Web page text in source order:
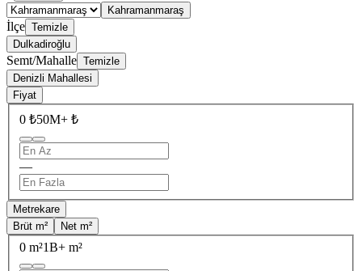
Kahramanmaraş
İlçe Temizle
Dulkadiroğlu
Semt/Mahalle Temizle
Denizli Mahallesi
Fiyat
0 ₺50M+ ₺
—
Metrekare
Brüt m²
Net m²
0 m²1B+ m²